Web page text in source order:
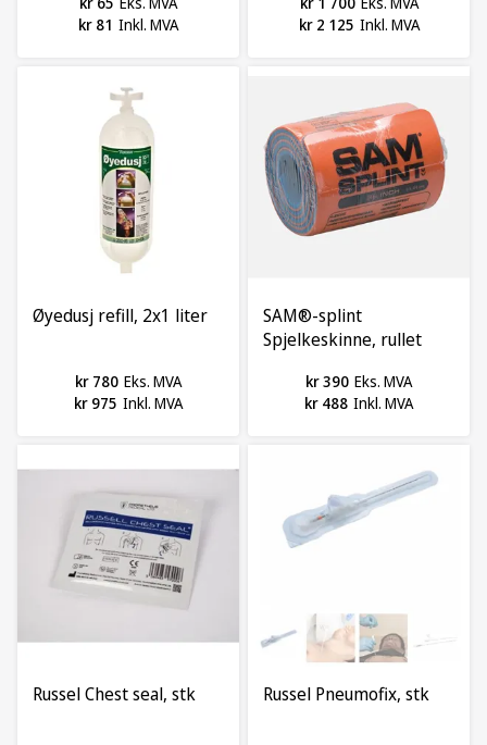
kr 81 Inkl. MVA
kr 2 125 Inkl. MVA
Øyedusj refill, 2x1 liter
kr 780 Eks. MVA
kr 975 Inkl. MVA
SAM®-splint
Spjelkeskinne, rullet
kr 390 Eks. MVA
kr 488 Inkl. MVA
Russel Chest seal, stk Russel Pneumofix, stk